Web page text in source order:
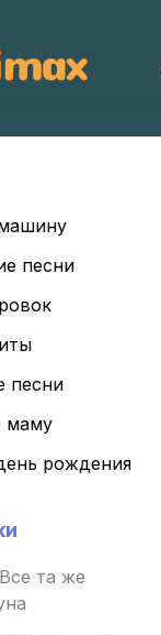
песни
песни
маму
рождения
Все та же